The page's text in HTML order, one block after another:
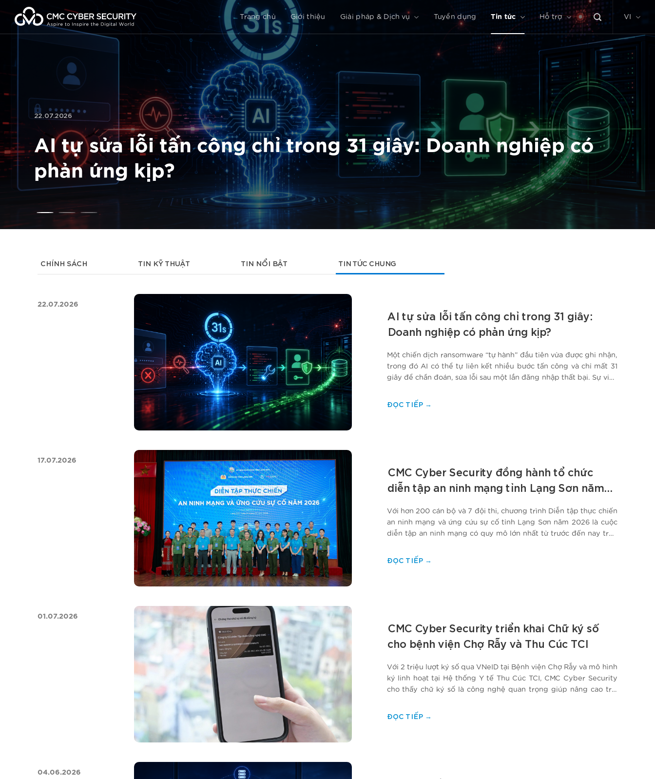
Trang chủ Giới thiệu Giải pháp & Dịch vụ Tuyển dụng Tin tức Hỗ trợ VI
22.07.2026
AI tự sửa lỗi tấn công chỉ trong 31 giây: Doanh nghiệp có
phản ứng kịp?
CHÍNH SÁCH TIN KỸ THUẬT TIN NỔI BẬT TIN TỨC CHUNG
22.07.2026
AI tự sửa lỗi tấn công chỉ trong 31 giây:
Doanh nghiệp có phản ứng kịp?
Một chiến dịch ransomware “tự hành” đầu tiên vừa được ghi nhận,
trong đó AI có thể tự liên kết nhiều bước tấn công và chỉ mất 31
giây để chẩn đoán, sửa lỗi sau một lần đăng nhập thất bại. Sự việc
ĐỌC TIẾP →
17.07.2026
CMC Cyber Security đồng hành tổ chức
diễn tập an ninh mạng tỉnh Lạng Sơn năm
Với hơn 200 cán bộ và 7 đội thi, chương trình Diễn tập thực chiến
an ninh mạng và ứng cứu sự cố tỉnh Lạng Sơn năm 2026 là cuộc
diễn tập an ninh mạng có quy mô lớn nhất từ trước đến nay trên
ĐỌC TIẾP →
01.07.2026
CMC Cyber Security triển khai Chữ ký số
cho bệnh viện Chợ Rẫy và Thu Cúc TCI
Với 2 triệu lượt ký số qua VNeID tại Bệnh viện Chợ Rẫy và mô hình
ký linh hoạt tại Hệ thống Y tế Thu Cúc TCI, CMC Cyber Security
cho thấy chữ ký số là công nghệ quan trọng giúp nâng cao trải
ĐỌC TIẾP →
04.06.2026